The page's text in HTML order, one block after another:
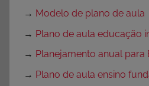
→ Modelo de plano de aula
→ Plano de aula educação
→ Planejamento anual para
→ Plano de aula ensino